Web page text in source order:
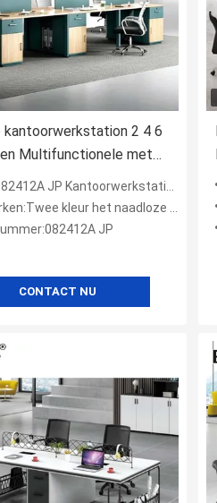
kantoorwerkstation 2 4 6
Multifunctionele met
JP Kantoorwerkstation
kleur het naadloze stikken
JP
CONTACT NU